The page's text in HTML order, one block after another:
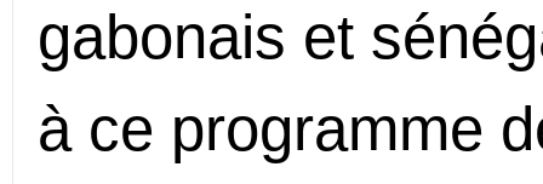
gabonais et
à ce programme